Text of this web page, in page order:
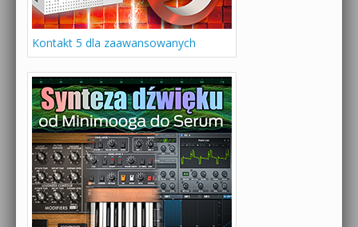
Kontakt 5 dla zaawansowanych